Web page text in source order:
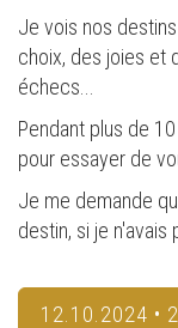
Je vois nos
choix, des joies et
échecs...
Pendant plus de
pour essayer de
Je me demande
destin, si je n'avais
12.10.2024 •